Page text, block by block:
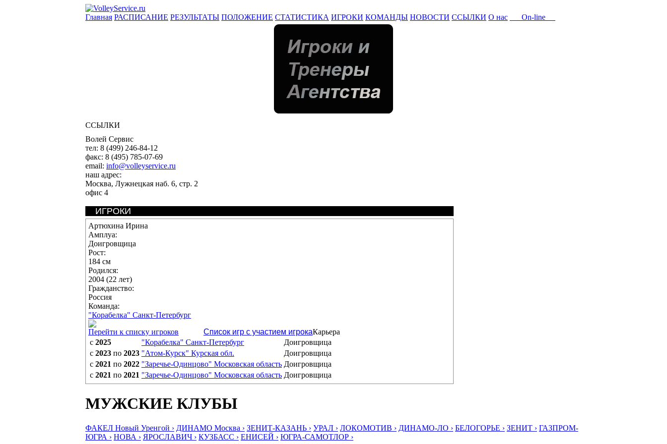
Главная РАСПИСАНИЕ РЕЗУЛЬТАТЫ ПОЛОЖЕНИЕ СТАТИСТИКА ИГРОКИ КОМАНДЫ НОВОСТИ ССЫЛКИ О нас On-line
ССЫЛКИ
Волей Сервис
тел: 8 (499) 246-84-12
факс: 8 (495) 785-07-69
email: info@volleyservice.ru
наш адрес:
Москва, Лужнецкая наб. 6, стр. 2
офис 4
ИГРОКИ
Артюхина Ирина
Амплуа:
Доигровщица
Рост:
184 см
Родился:
2004 (22 лет)
Гражданство:
Россия
Команда:
"Корабелка" Санкт-Петербург
Перейти к списку игроков
Список игр с участием игрокаКарьера
с 2025 "Корабелка" Санкт-Петербург
Доигровщица
с 2023 по 2023 "Атом-Курск" Курская обл.
Доигровщица
с 2021 по 2022 "Заречье-Одинцово" Московская область Доигровщица
с 2021 по 2021 "Заречье-Одинцово" Московская область Доигровщица
МУЖСКИЕ КЛУБЫ
ФАКЕЛ Новый Уренгой › ДИНАМО Москва › ЗЕНИТ-КАЗАНЬ › УРАЛ › ЛОКОМОТИВ › ДИНАМО-ЛО › БЕЛОГОРЬЕ › ЗЕНИТ › ГАЗПРОМ-
ЮГРА › НОВА › ЯРОСЛАВИЧ › КУЗБАСС › ЕНИСЕЙ › ЮГРА-САМОТЛОР ›